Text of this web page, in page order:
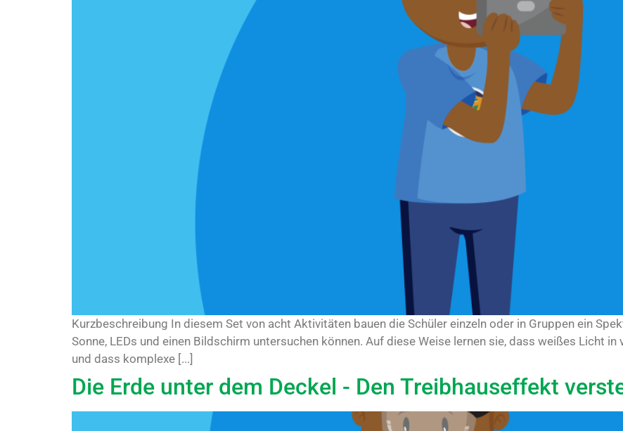
Kurzbeschreibung In diesem Set von acht Aktivitäten bauen die Schüler einzeln oder in Gruppen ein
Sonne, LEDs und einen Bildschirm untersuchen können. Auf diese Weise lernen sie, dass weißes Licht
und dass komplexe [...]
Die Erde unter dem Deckel - Den Treibhauseffekt